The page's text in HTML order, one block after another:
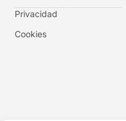
Privacidad
Cookies